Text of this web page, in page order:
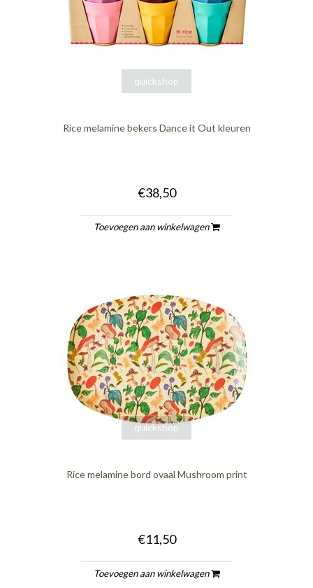
quickshop
Rice melamine bekers Dance it Out kleuren
€38,50
Toevoegen aan winkelwagen
quickshop
Rice melamine bord ovaal Mushroom print
€11,50
Toevoegen aan winkelwagen